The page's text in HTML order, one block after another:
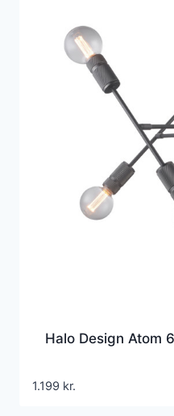
Halo Design Atom
1.199 kr.